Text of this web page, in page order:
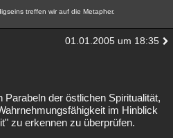
treffen wir auf die Metapher.
01.01.2005 um 18:35
der östlichen Spiritualität,
im Hinblick
zu erkennen zu überprüfen.